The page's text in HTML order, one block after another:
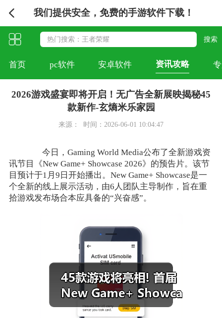
我们提供安全，免费的手游软件下载！
首页 pc软件 安卓软件 资讯攻略
2026游戏盛宴即将开启！无广告全新展映揭秘45
款新作-玄熵米乐家园
来源： 时间：2026-06-01 10:04:47
今日，Gaming World Media公布了全新游戏资
讯节目《New Game+ Showcase 2026》的预告片。该节
目预计于1月9日开始播出。New Game+ Showcase是一
个全新的线上展示活动，由6人团队主导制作，旨在重
拾游戏发布场合本应具备的“兴奋感”。